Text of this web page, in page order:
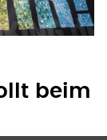
beim